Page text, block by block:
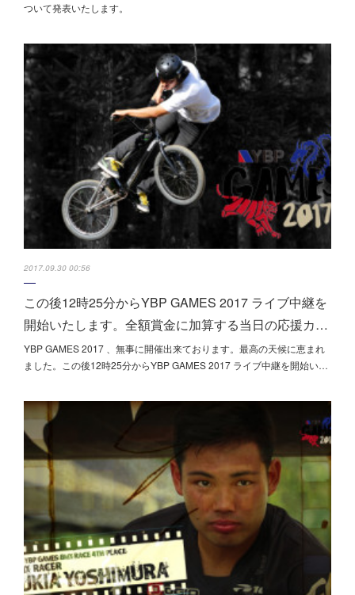
ついて発表いたします。
2017.09.30 00:56
この後12時25分からYBP GAMES 2017 ライブ中継を
開始いたします。全額賞金に加算する当日の応援カ…
YBP GAMES 2017 、無事に開催出来ております。最高の天候に恵まれ
ました。この後12時25分からYBP GAMES 2017 ライブ中継を開始い…